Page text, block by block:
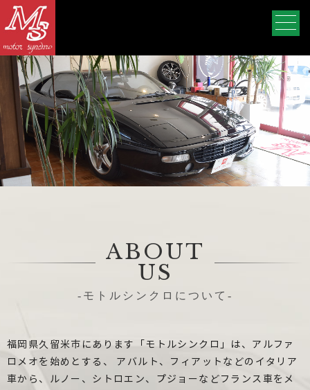
ABOUT
US
-モトルシンクロについて-
福岡県久留米市にあります「モトルシンクロ」は、アルファ
ロメオを始めとする、
アバルト、フィアットなどのイタリア
車から、ルノー、シトロエン、プジョーなどフランス車をメ